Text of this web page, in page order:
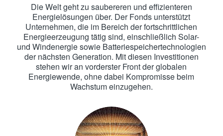
Die Welt geht zu saubereren und effizienteren
Energielösungen über. Der Fonds unterstützt
Unternehmen, die im Bereich der fortschrittlichen
Energieerzeugung tätig sind, einschließlich Solar-
und Windenergie sowie Batteriespeichertechnologien
der nächsten Generation. Mit diesen Investitionen
stehen wir an vorderster Front der globalen
Energiewende, ohne dabei Kompromisse beim
Wachstum einzugehen.